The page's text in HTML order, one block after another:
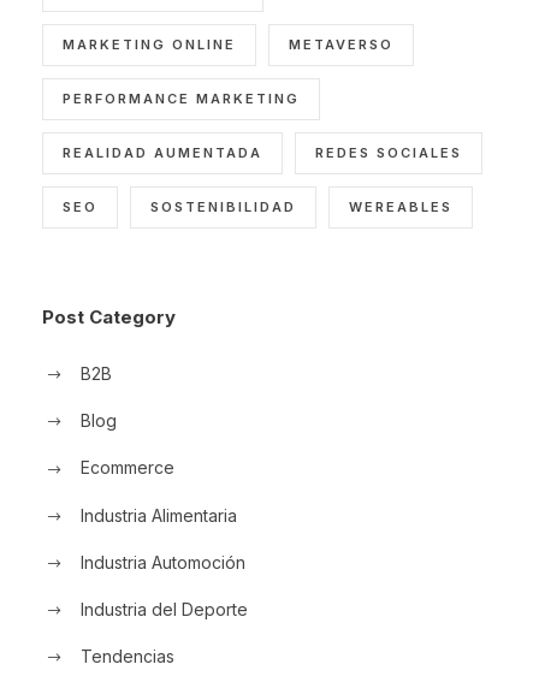
MARKETING ONLINE METAVERSO
PERFORMANCE MARKETING
REALIDAD AUMENTADA REDES SOCIALES
SEO SOSTENIBILIDAD WEREABLES
Post Category
B2B
Blog
Ecommerce
Industria Alimentaria
Industria Automoción
Industria del Deporte
Tendencias